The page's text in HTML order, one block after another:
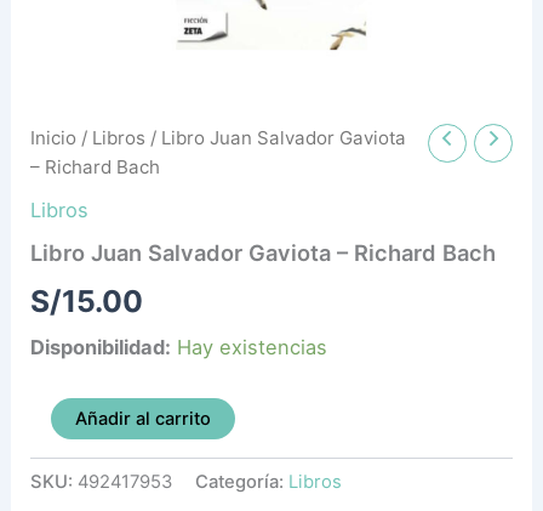
Inicio / Libros / Libro Juan Salvador Gaviota
– Richard Bach
Libros
Libro Juan Salvador Gaviota – Richard Bach
S/15.00
Disponibilidad: Hay existencias
Añadir al carrito
SKU: 492417953 Categoría: Libros